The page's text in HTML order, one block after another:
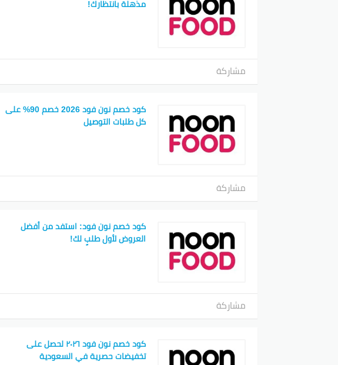
مذهلة بانتظارك!
مشاركة
كود خصم نون فود 2026 خصم 90% على
كل طلبات التوصيل
مشاركة
كود خصم نون فود: استفد من أفضل
العروض لأول طلبٍ لك!
مشاركة
كود خصم نون فود ٢٠٢٦ لحصل على
تخفيضات حصرية في السعودية